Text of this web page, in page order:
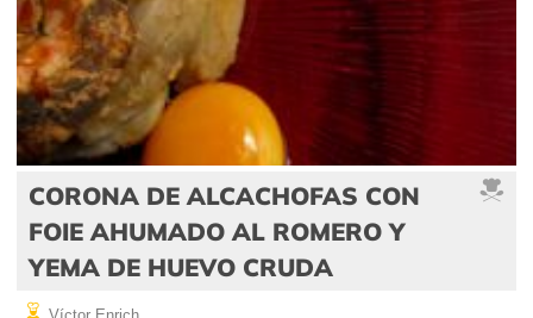
CORONA DE ALCACHOFAS CON
FOIE AHUMADO AL ROMERO Y
YEMA DE HUEVO CRUDA